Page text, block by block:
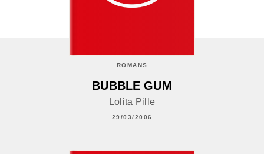
ROMANS
BUBBLE GUM
Lolita Pille
29/03/2006